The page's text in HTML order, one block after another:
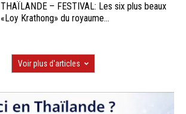
THAÏLANDE – FESTIVAL: Les six plus beaux
«Loy Krathong» du royaume...
Voir plus d'articles